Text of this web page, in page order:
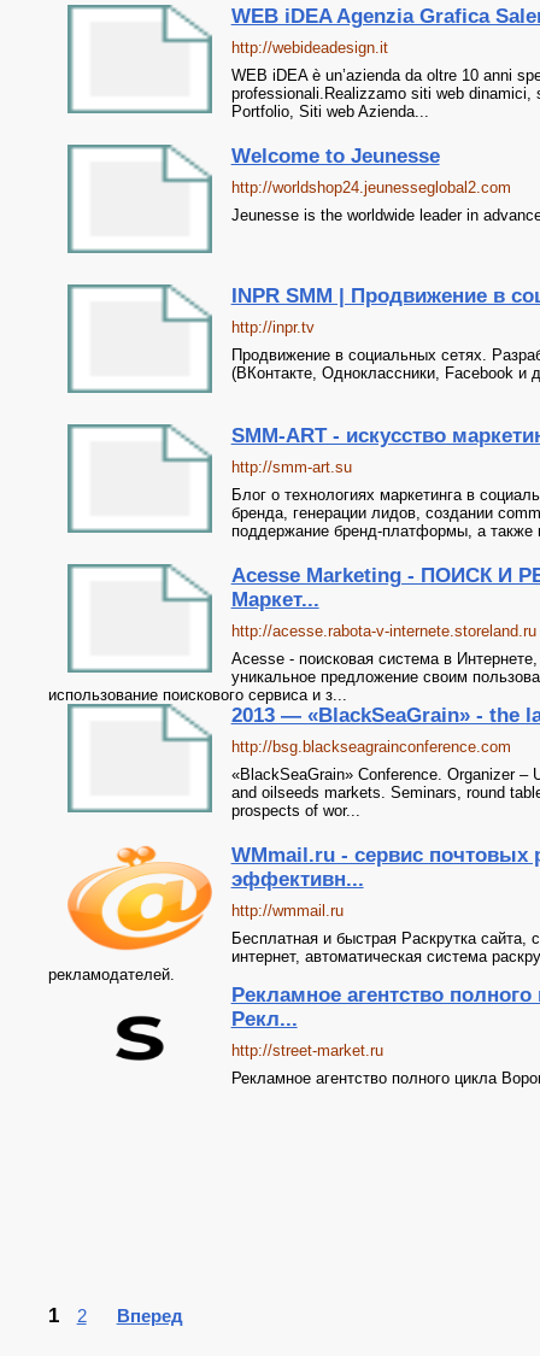
WEB iDEA Agenzia Grafica
http://webideadesign.it
WEB iDEA è un’azienda da oltre 10 anni
professionali.Realizzamo siti web
Portfolio, Siti web Azienda...
Welcome to Jeunesse
http://worldshop24.jeunesseglobal2.com
Jeunesse is the worldwide leader in
INPR SMM | Продвижение в
http://inpr.tv
Продвижение в социальных сетях.
(ВКонтакте, Одноклассники, Facebook и
SMM-ART - искусство
http://smm-art.su
Блог о технологиях маркетинга в
бренда, генерации лидов, создании
поддержание бренд-платформы, а также
Acesse Marketing - ПОИСК И
Маркет...
http://acesse.rabota-v-internete.storeland.ru
Acesse - поисковая система в
уникальное предложение своим
использование поискового сервиса и з...
2013 — «BlackSeaGrain» - the
http://bsg.blackseagrainconference.com
«BlackSeaGrain» Conference. Organizer
and oilseeds markets. Seminars, round
prospects of wor...
WMmail.ru - сервис почтовых
эффективн...
http://wmmail.ru
Бесплатная и быстрая Раскрутка сайта,
интернет, автоматическая система
рекламодателей.
Рекламное агентство
Рекл...
http://street-market.ru
Рекламное агентство полного цикла
1 2 Вперед